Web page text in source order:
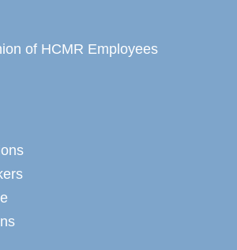
of HCMR Employees